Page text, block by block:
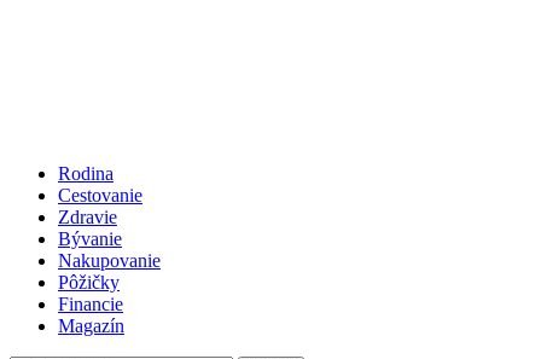
Rodina
Cestovanie
Zdravie
Bývanie
Nakupovanie
Pôžičky
Financie
Magazín